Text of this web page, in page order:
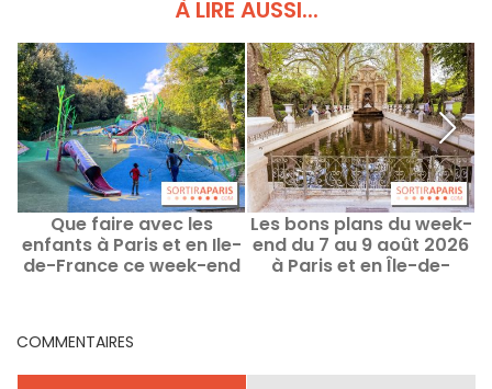
À LIRE AUSSI...
Que faire avec les
enfants à Paris et en Ile-
de-France ce week-end
Les bons plans du week-
end du 7 au 9 août 2026
à Paris et en Île-de-
COMMENTAIRES